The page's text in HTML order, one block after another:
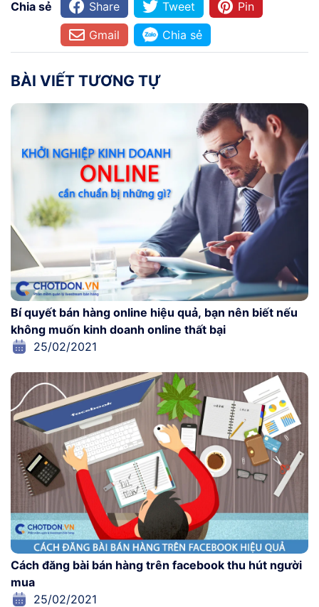
Chia sẻ Share Tweet
Pin
Gmail
Chia sẻ
BÀI VIẾT TƯƠNG TỰ
Bí quyết bán hàng online hiệu quả, bạn nên biết nếu
không muốn kinh doanh online thất bại
25/02/2021
Cách đăng bài bán hàng trên facebook thu hút người
mua
25/02/2021